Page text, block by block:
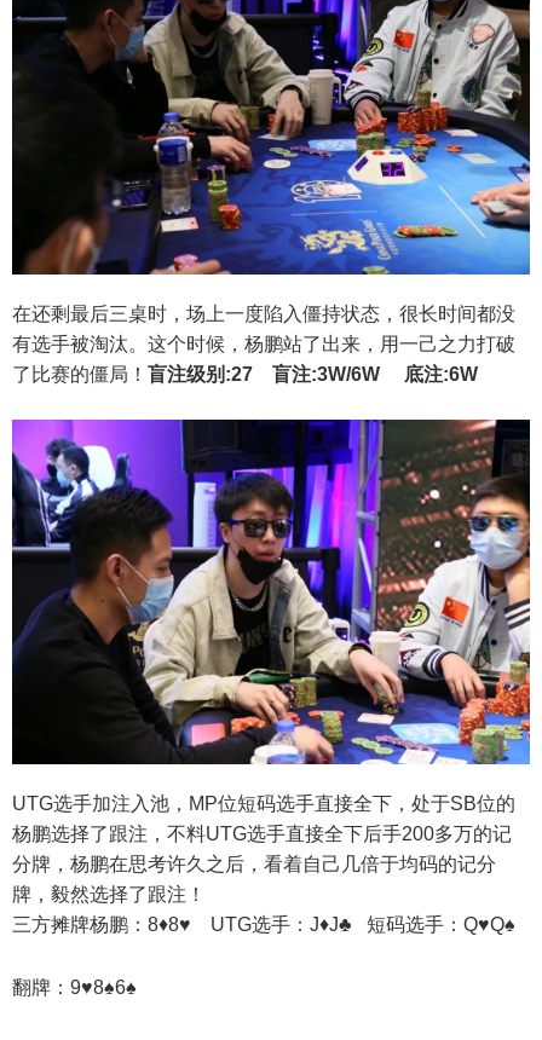
在还剩最后三桌时，场上一度陷入僵持状态，很长时间都没
有选手被淘汰。这个时候，杨鹏站了出来，用一己之力打破
了比赛的僵局！ 盲注级别:27 盲注:3W/6W 底注:6W
UTG选手加注入池，MP位短码选手直接全下，处于SB位的
杨鹏选择了跟注，不料UTG选手直接全下后手200多万的记
分牌，杨鹏在思考许久之后，看着自己几倍于均码的记分
牌，毅然选择了跟注！
三方摊牌杨鹏：8♦8♥ UTG选手：J♦J♣ 短码选手：Q♥Q♠
翻牌：9♥8♠6♠